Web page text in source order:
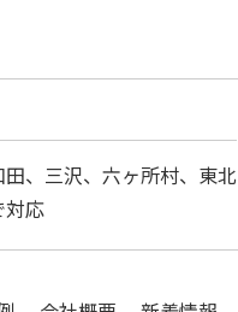
、三沢、六ヶ所村、東北
対応